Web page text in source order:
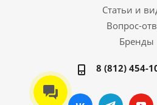
Статьи и
Вопрос-
Бренды
8 (812) 454-